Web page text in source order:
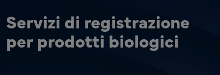
Servizi di registrazione
per prodotti biologici